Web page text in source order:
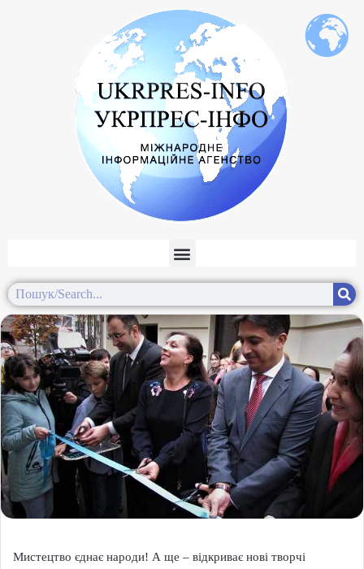
Мистецтво єднає народи! А ще – відкриває нові творчі